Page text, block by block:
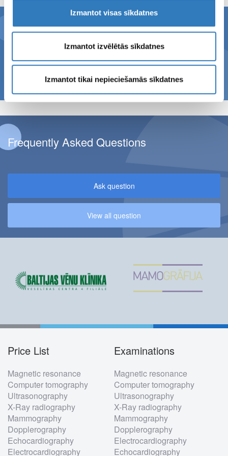
Izmantot visas sīkdatnes
Izmantot izvēlētās sīkdatnes
Izmantot tikai nepieciešamās sīkdatnes
Apply for news!
E-
Frequently Asked Questions
Ask question
View all question
Footer
menu
Price List
Magnetic resonance
Computer tomography
Ultrasonography
X-Ray radiography
Mammography
Dopplerography
Echocardiography
Electrocardiography
Examinations
Magnetic resonance
Computer tomography
Ultrasonography
X-Ray radiography
Mammography
Dopplerography
Electrocardiography
Echocardiography